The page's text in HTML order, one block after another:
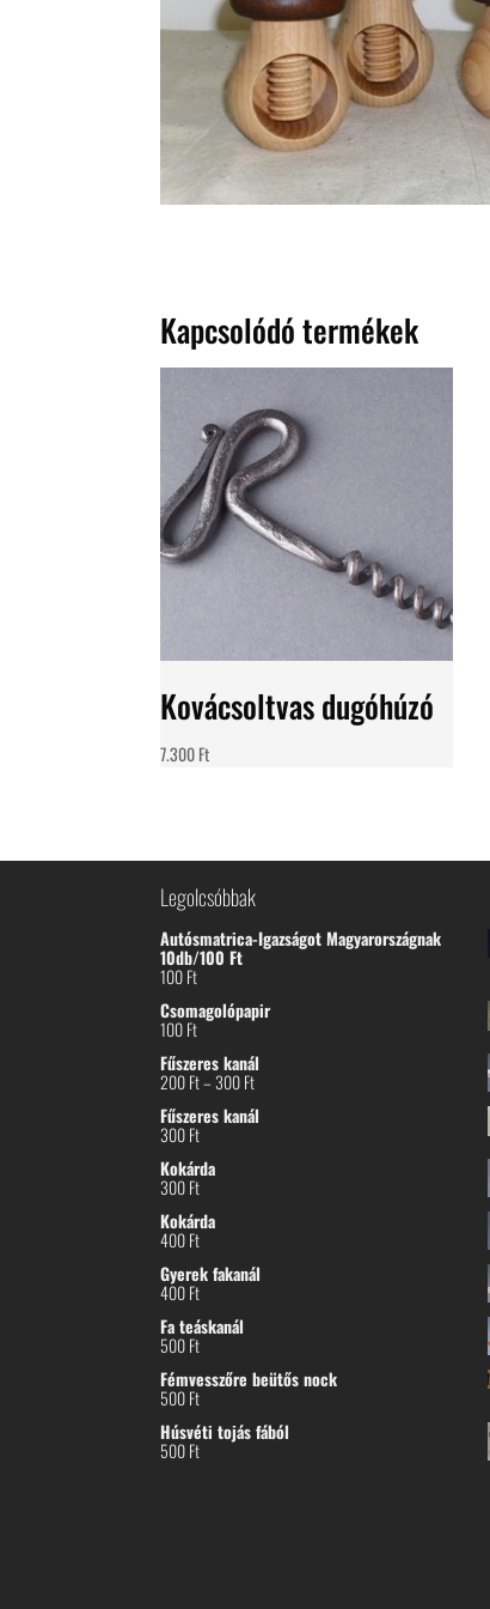
Kapcsolódó termékek
Kovácsoltvas dugóhúzó
7.300Ft
Legolcsóbbak
Autósmatrica-Igazságot Magyarországnak
10db/100 Ft
100Ft
Csomagolópapir
100Ft
Fűszeres kanál
200Ft– 300FtÁrtartomány:
-
Fűszeres kanál
300Ft
Kokárda
300Ft
Kokárda
400Ft
Gyerek fakanál
400Ft
Fa teáskanál
500Ft
Fémvesszőre beütős nock
500Ft
Húsvéti tojás fából
500Ft